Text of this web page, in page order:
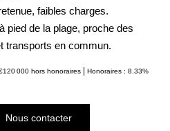
faibles charges.
pied de la plage, proche des
transports en commun.
000 hors honoraires | Honoraires : 8.33%
Nous contacter